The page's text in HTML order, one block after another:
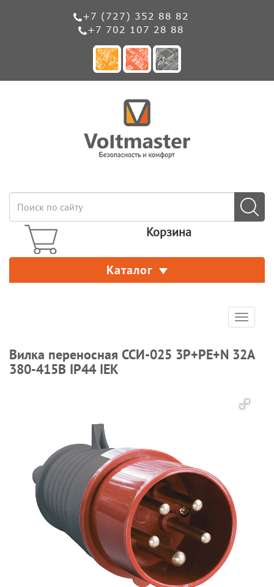
+7 (727) 352 88 82
+7 702 107 28 88
Корзина
Каталог
Toggle
Вилка переносная ССИ-025 3Р+РЕ+N 32А
380-415В IP44 IEK